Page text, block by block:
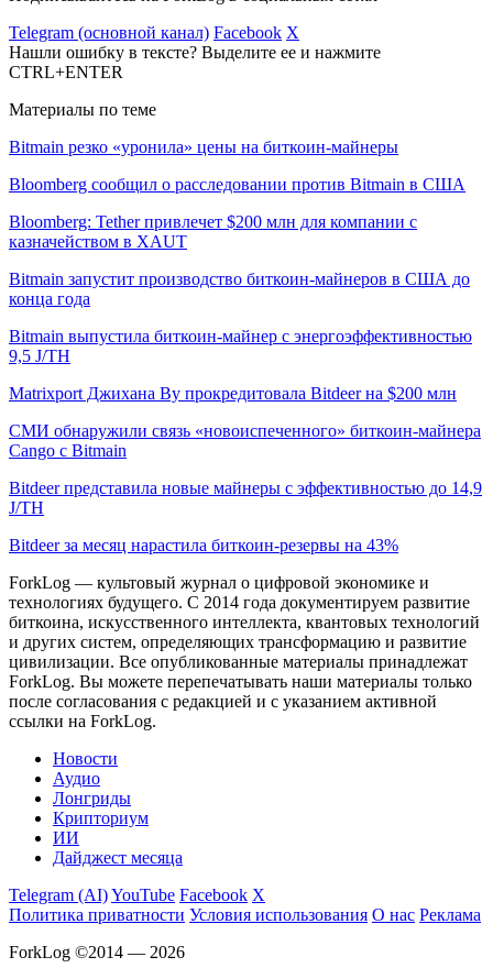
Telegram (основной канал) Facebook X
Нашли ошибку в тексте? Выделите ее и нажмите
CTRL+ENTER
Материалы по теме
Bitmain резко «уронила» цены на биткоин-майнеры
Bloomberg сообщил о расследовании против Bitmain в США
Bloomberg: Tether привлечет $200 млн для компании с
казначейством в XAUT
Bitmain запустит производство биткоин-майнеров в США до
конца года
Bitmain выпустила биткоин-майнер с энергоэффективностью
9,5 J/TH
Matrixport Джихана Ву прокредитовала Bitdeer на $200 млн
СМИ обнаружили связь «новоиспеченного» биткоин-майнера
Cango с Bitmain
Bitdeer представила новые майнеры с эффективностью до 14,9
J/TH
Bitdeer за месяц нарастила биткоин-резервы на 43%
ForkLog — культовый журнал о цифровой экономике и
технологиях будущего. С 2014 года документируем развитие
биткоина, искусственного интеллекта, квантовых технологий
и других систем, определяющих трансформацию и развитие
цивилизации. Все опубликованные материалы принадлежат
ForkLog. Вы можете перепечатывать наши материалы только
после согласования с редакцией и с указанием активной
ссылки на ForkLog.
Новости
Аудио
Лонгриды
Крипториум
ИИ
Дайджест месяца
Telegram (AI)YouTube Facebook X
Политика приватности Условия использования О нас Реклама
ForkLog ©2014 — 2026